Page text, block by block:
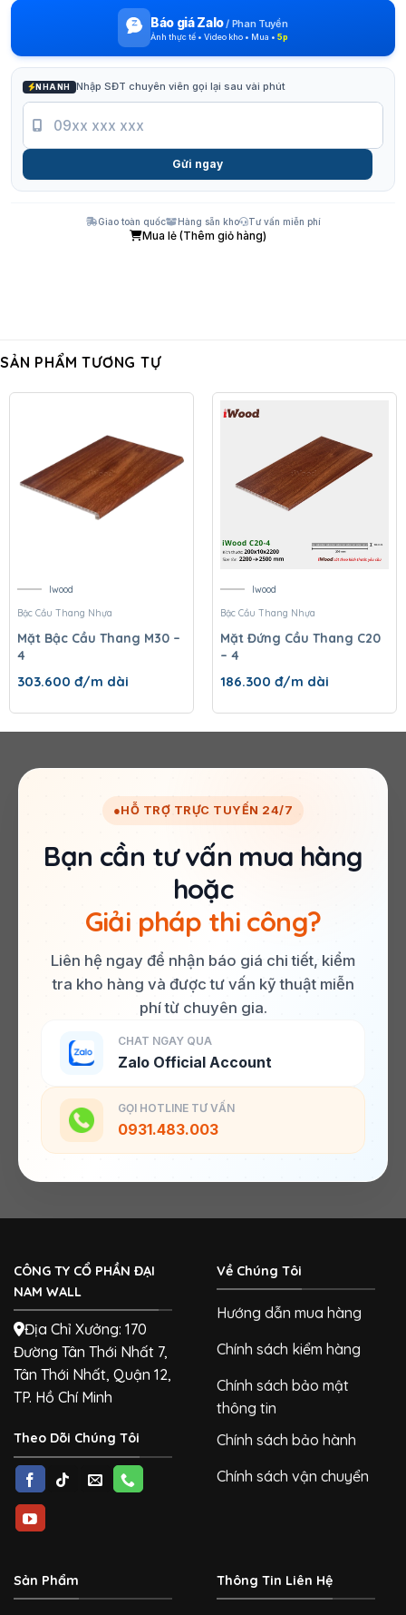
Báo giá Zalo/ Phan Tuyền
Ảnh thực tế • Video kho • Mua • 5p
NHANH Nhập SĐT chuyên viên gọi lại sau vài phút
Gửi ngay
Giao toàn quốc Hàng sẵn kho Tư vấn miễn phí
Mua lẻ (Thêm giỏ hàng)
SẢN PHẨM TƯƠNG TỰ
Iwood
Bậc Cầu Thang Nhựa
Mặt Bậc Cầu Thang M30 –
4
303.600 đ/m dài
Iwood
Bậc Cầu Thang Nhựa
Mặt Đứng Cầu Thang C20
– 4
186.300 đ/m dài
●HỖ TRỢ TRỰC TUYẾN 24/7
Bạn cần tư vấn mua hàng
hoặc
Giải pháp thi công?
Liên hệ ngay để nhận báo giá chi tiết, kiểm
tra kho hàng và được tư vấn kỹ thuật miễn
phí từ chuyên gia.
CHAT NGAY QUA
Zalo Official Account
GỌI HOTLINE TƯ VẤN
0931.483.003
CÔNG TY CỔ PHẦN ĐẠI
NAM WALL
Địa Chỉ Xưởng: 170
Đường Tân Thới Nhất 7,
Tân Thới Nhất, Quận 12,
TP. Hồ Chí Minh
Theo Dõi Chúng Tôi
Về Chúng Tôi
Hướng dẫn mua hàng
Chính sách kiểm hàng
Chính sách bảo mật
thông tin
Chính sách bảo hành
Chính sách vận chuyển
Sản Phẩm Thông Tin Liên Hệ